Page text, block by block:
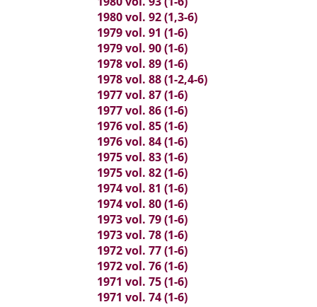
1980 vol. 92 (1,3-6)
1979 vol. 91 (1-6)
1979 vol. 90 (1-6)
1978 vol. 89 (1-6)
1978 vol. 88 (1-2,4-6)
1977 vol. 87 (1-6)
1977 vol. 86 (1-6)
1976 vol. 85 (1-6)
1976 vol. 84 (1-6)
1975 vol. 83 (1-6)
1975 vol. 82 (1-6)
1974 vol. 81 (1-6)
1974 vol. 80 (1-6)
1973 vol. 79 (1-6)
1973 vol. 78 (1-6)
1972 vol. 77 (1-6)
1972 vol. 76 (1-6)
1971 vol. 75 (1-6)
1971 vol. 74 (1-6)